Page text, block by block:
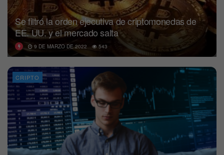
Se filtró la orden ejecutiva de criptomonedas de
EE. UU. y el mercado salta
9 DE MARZO DE 2022 543
CRIPTO